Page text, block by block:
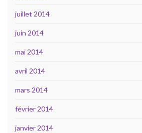
juillet 2014
juin 2014
mai 2014
avril 2014
mars 2014
février 2014
janvier 2014